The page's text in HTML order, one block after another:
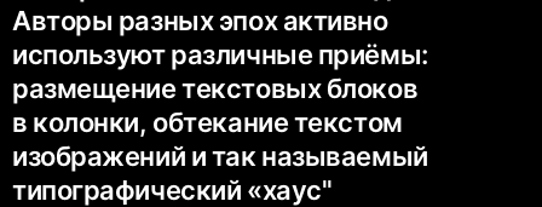
Авторы разных эпох активно
используют различные приёмы:
размещение текстовых блоков
в колонки, обтекание текстом
изображений и так называемый
типографический «хаус''